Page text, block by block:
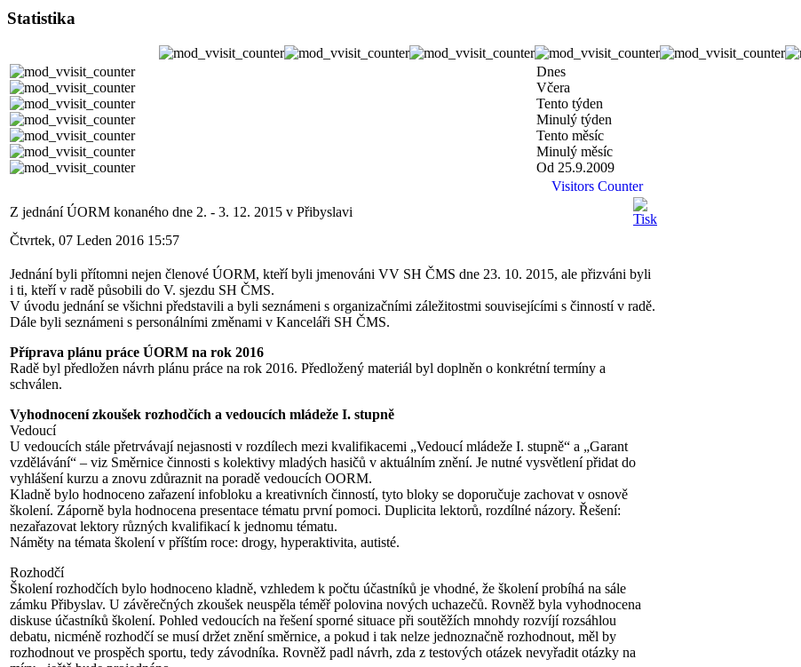
Statistika
Dnes
Včera
Tento týden
Minulý týden
Tento měsíc
Minulý měsíc
Od 25.9.2009
Visitors Counter
Z jednání ÚORM konaného dne 2. - 3. 12. 2015 v Přibyslavi
Čtvrtek, 07 Leden 2016 15:57
Jednání byli přítomni nejen členové ÚORM, kteří byli jmenováni VV SH ČMS dne 23. 10. 2015, ale přizváni byli
i ti, kteří v radě působili do V. sjezdu SH ČMS.
V úvodu jednání se všichni představili a byli seznámeni s organizačními záležitostmi souvisejícími s činností v radě.
Dále byli seznámeni s personálními změnami v Kanceláři SH ČMS.
Příprava plánu práce ÚORM na rok 2016
Radě byl předložen návrh plánu práce na rok 2016. Předložený materiál byl doplněn o konkrétní termíny a
schválen.
Vyhodnocení zkoušek rozhodčích a vedoucích mládeže I. stupně
Vedoucí
U vedoucích stále přetrvávají nejasnosti v rozdílech mezi kvalifikacemi „Vedoucí mládeže I. stupně“ a „Garant
vzdělávání“ – viz Směrnice činnosti s kolektivy mladých hasičů v aktuálním znění. Je nutné vysvětlení přidat do
vyhlášení kurzu a znovu zdůraznit na poradě vedoucích OORM.
Kladně bylo hodnoceno zařazení infobloku a kreativních činností, tyto bloky se doporučuje zachovat v osnově
školení. Záporně byla hodnocena presentace tématu první pomoci. Duplicita lektorů, rozdílné názory. Řešení:
nezařazovat lektory různých kvalifikací k jednomu tématu.
Náměty na témata školení v příštím roce: drogy, hyperaktivita, autisté.
Rozhodčí
Školení rozhodčích bylo hodnoceno kladně, vzhledem k počtu účastníků je vhodné, že školení probíhá na sále
zámku Přibyslav. U závěrečných zkoušek neuspěla téměř polovina nových uchazečů. Rovněž byla vyhodnocena
diskuse účastníků školení. Pohled vedoucích na řešení sporné situace při soutěžích mnohdy rozvíjí rozsáhlou
debatu, nicméně rozhodčí se musí držet znění směrnice, a pokud i tak nelze jednoznačně rozhodnout, měl by
rozhodnout ve prospěch sportu, tedy závodníka. Rovněž padl návrh, zda z testových otázek nevyřadit otázky na